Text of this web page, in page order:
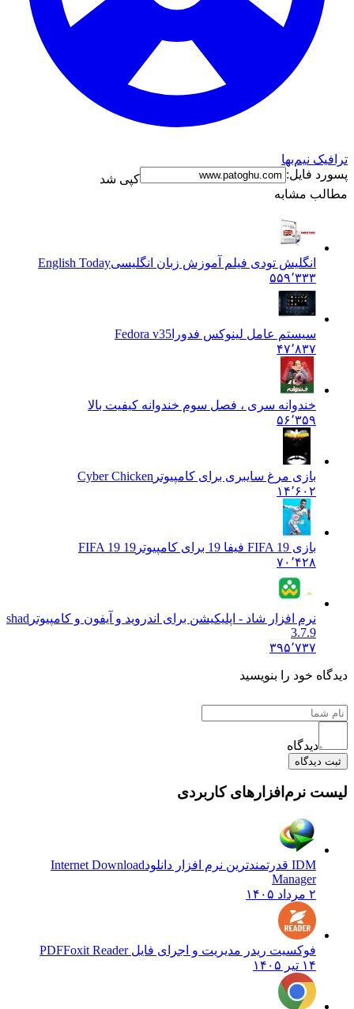
ترافیک نیم‌بها
پسورد فایل:
کپی شد
مطالب مشابه
انگلیش تودی فیلم آموزش زبان انگليسیEnglish Today
۵۵۹٬۳۳۳
سیستم عامل لینوکس فدورا Fedora v35
۴۷٬۸۳۷
خندوانه سری ، فصل سوم خندوانه کیفیت بالا
۵۶٬۳۵۹
بازی مرغ سایبری برای کامپیوتر Cyber Chicken
۱۴٬۶۰۲
بازی FIFA 19 فیفا 19 برای کامپیوتر
FIFA 19 19
۷۰٬۴۲۸
نرم افزار شاد - اپلیکیشن برای اندروید و آیفون و کامپیوتر shad
3.7.9
۳۹۵٬۷۳۷
دیدگاه خود را بنویسید
دیدگاه
ثبت دیدگاه
لیست نرم‌افزارهای کاربردی
IDM قدرتمندترین نرم افزار دانلود
Internet Download
Manager
۲ مرداد ۱۴۰۵
فوکسیت ریدر مدیریت و اجرای فایل PDFFoxit Reader
۱۴ تیر ۱۴۰۵